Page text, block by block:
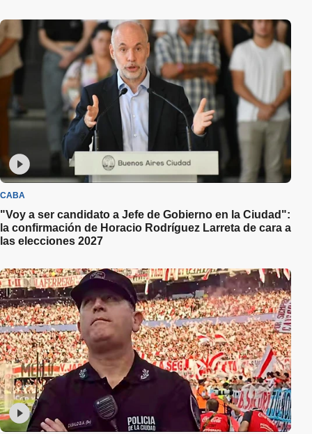
CABA
"Voy a ser candidato a Jefe de Gobierno en la Ciudad":
la confirmación de Horacio Rodríguez Larreta de cara a
las elecciones 2027